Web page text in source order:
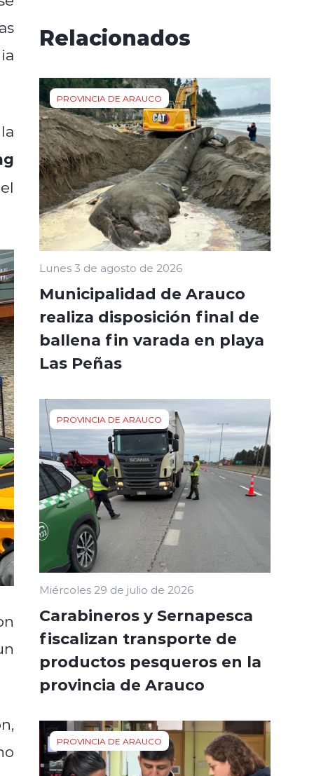
Relacionados
PROVINCIA DE ARAUCO
Lunes 3 de agosto de 2026
Municipalidad de Arauco
realiza disposición final de
ballena fin varada en playa
Las Peñas
PROVINCIA DE ARAUCO
Miércoles 29 de julio de 2026
Carabineros y Sernapesca
fiscalizan transporte de
productos pesqueros en la
provincia de Arauco
PROVINCIA DE ARAUCO